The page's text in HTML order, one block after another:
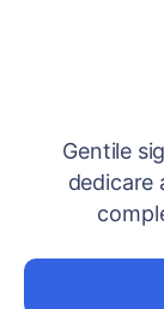
Gentile
dedicare